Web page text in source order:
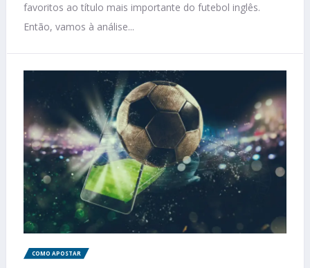
favoritos ao título mais importante do futebol inglês.
Então, vamos à análise...
COMO APOSTAR